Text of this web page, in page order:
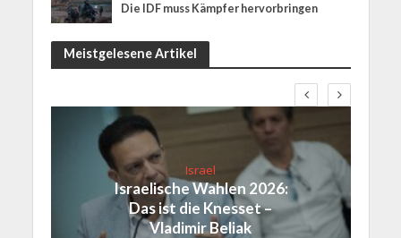
Die IDF muss Kämpfer hervorbringen
Meistgelesene Artikel
Israel
Israelische Wahlen 2026:
Das ist die Knesset –
Vladimir Beliak